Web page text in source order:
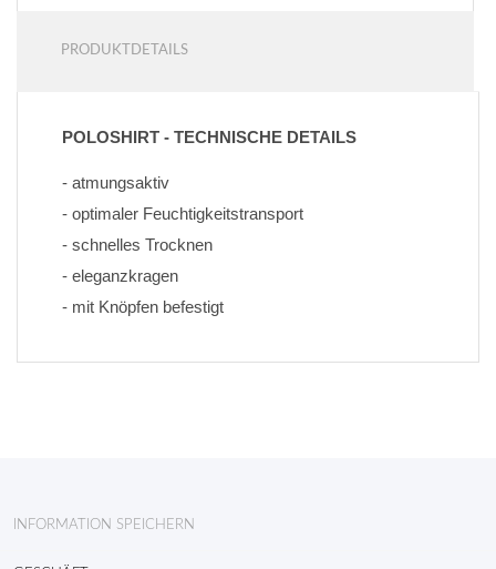
PRODUKTDETAILS
POLOSHIRT - TECHNISCHE DETAILS
- atmungsaktiv
- optimaler Feuchtigkeitstransport
- schnelles Trocknen
- eleganzkragen
- mit Knöpfen befestigt
INFORMATION SPEICHERN